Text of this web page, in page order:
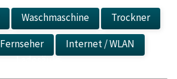
Waschmaschine
Trockner
Fernseher
Internet / WLAN
Ladesäule